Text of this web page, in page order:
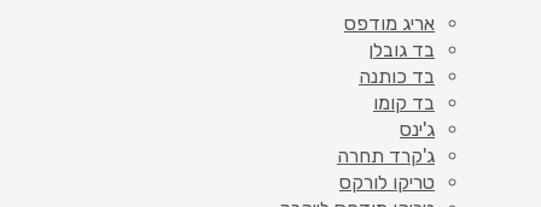
אריג מודפס
בד גובלן
בד כותנה
בד קומו
ג'ינס
ג'קרד תחרה
טריקו לורקס